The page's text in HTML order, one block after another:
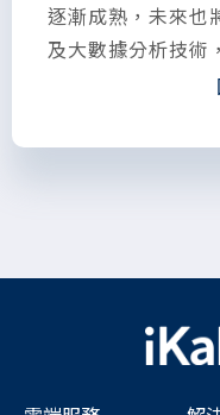
逐漸成熟，未來也
及大數據分析技術